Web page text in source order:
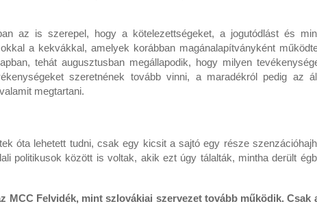
az is szerepel, hogy a kötelezettségeket, a jogutódlást és
a kekvákkal, amelyek korábban magánalapítványként
tehát augusztusban megállapodik, hogy milyen
szeretnének tovább vinni, a maradékról pedig az
megtartani.
óta lehetett tudni, csak egy kicsit a sajtó egy része
politikusok között is voltak, akik ezt úgy tálalták, mintha derült
MCC Felvidék, mint szlovákiai szervezet tovább működik. Csak